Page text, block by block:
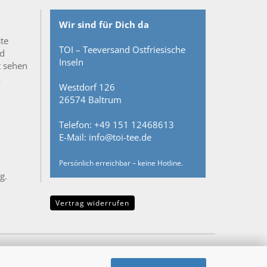
Wir sind für Dich da
TOI – Teeversand Ostfriesische
Inseln
Westdorf 126
26574 Baltrum
Telefon: +49 151 12468613
E-Mail: info@toi-tee.de
Persönlich erreichbar – keine Hotline.
Vertrag widerrufen